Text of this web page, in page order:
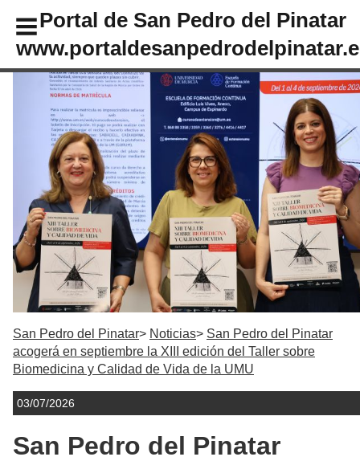
Portal de San Pedro del Pinatar
San Pedro del Pinatar Noticias
San Pedro del Pinatar
acogerá en septiembre la XIII edición del Taller sobre
Biomedicina y Calidad de Vida de la UMU
03/07/2026
San Pedro del Pinatar